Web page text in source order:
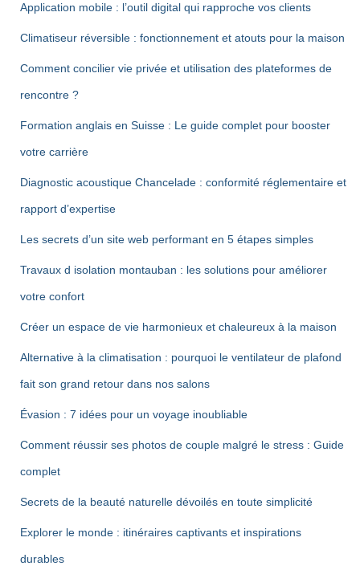
Application mobile : l’outil digital qui rapproche vos clients
Climatiseur réversible : fonctionnement et atouts pour la maison
Comment concilier vie privée et utilisation des plateformes de
rencontre ?
Formation anglais en Suisse : Le guide complet pour booster
votre carrière
Diagnostic acoustique Chancelade : conformité réglementaire et
rapport d’expertise
Les secrets d’un site web performant en 5 étapes simples
Travaux d isolation montauban : les solutions pour améliorer
votre confort
Créer un espace de vie harmonieux et chaleureux à la maison
Alternative à la climatisation : pourquoi le ventilateur de plafond
fait son grand retour dans nos salons
Évasion : 7 idées pour un voyage inoubliable
Comment réussir ses photos de couple malgré le stress : Guide
complet
Secrets de la beauté naturelle dévoilés en toute simplicité
Explorer le monde : itinéraires captivants et inspirations
durables